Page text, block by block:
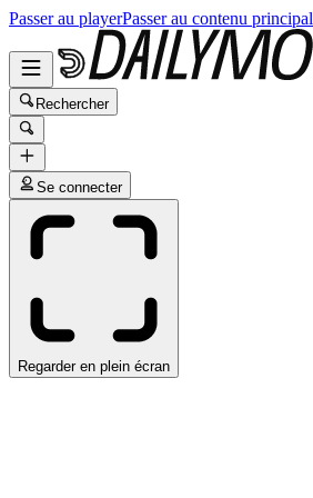
Passer au playerPasser au contenu principal
Rechercher
Se connecter
Regarder en plein écran